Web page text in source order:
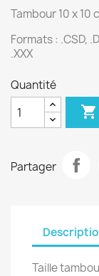
Tambour 10 x 10
Formats : .CSD,
.XXX
Quantité

Partager
Taille